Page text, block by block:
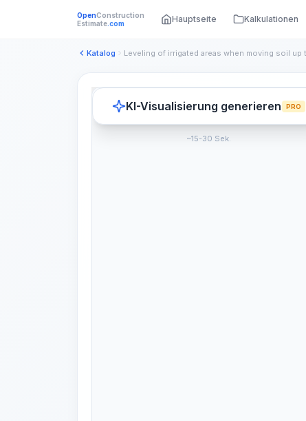
OpenConstruction
Estimate.com Hauptseite Kalkulationen
Katalog
KI-Visualisierung generieren PRO
~15-30 Sek.